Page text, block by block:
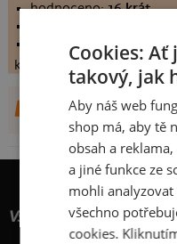
hodnoceno:16 krát
koupilo by:
1 lidí
konečné hodnocení:
DALŠÍ NÁVRHY
Vše o nákupu
Cookies: Ať
takový, jak
Aby náš web
shop má, aby tě
obsah a
a jiné funkce ze
mohli
všechno
cookies.